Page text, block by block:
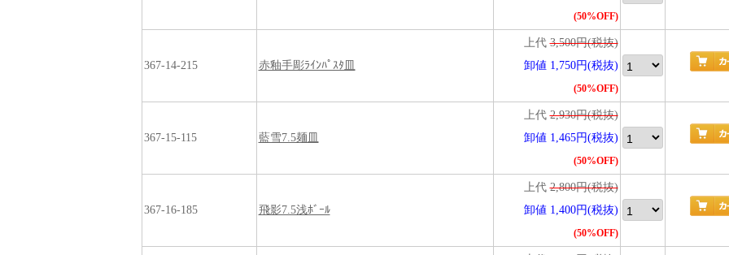
(50%OFF)
367-14-215 赤釉手彫ﾗｲﾝﾊﾟｽﾀ皿
上代3,500円(税抜)
卸値 1,750円(税抜)
(50%OFF)
367-15-115 藍雪7.5麺皿
上代2,930円(税抜)
卸値 1,465円(税抜)
(50%OFF)
367-16-185 飛影7.5浅ﾎﾞｰﾙ
上代2,800円(税抜)
卸値 1,400円(税抜)
(50%OFF)